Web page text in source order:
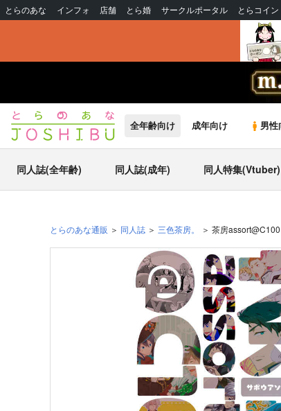
とらのあな インフォ 店舗 とら婚 サークルポータル とらコイン
全年齢向け 成年向け 男性
同人誌(全年齢) 同人誌(成年) 同人特集(Vtuber)
とらのあな通販 同人誌 三色茶房。 茶房assort@C100